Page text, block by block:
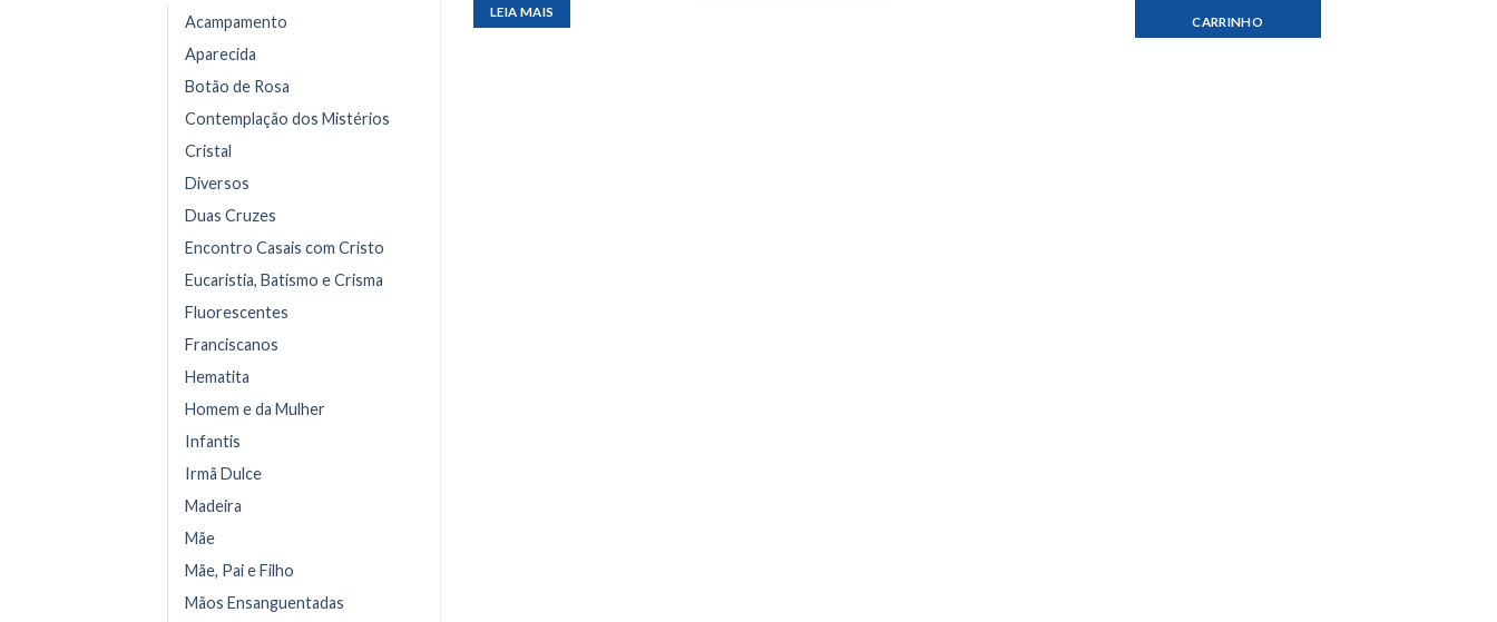
Acampamento
Aparecida
Botão de Rosa
Contemplação dos Mistérios
Cristal
Diversos
Duas Cruzes
Encontro Casais com Cristo
Eucaristia, Batismo e Crisma
Fluorescentes
Franciscanos
Hematita
Homem e da Mulher
Infantis
Irmã Dulce
Madeira
Mãe
Mãe, Pai e Filho
Mãos Ensanguentadas
LEIA MAIS
CARRINHO